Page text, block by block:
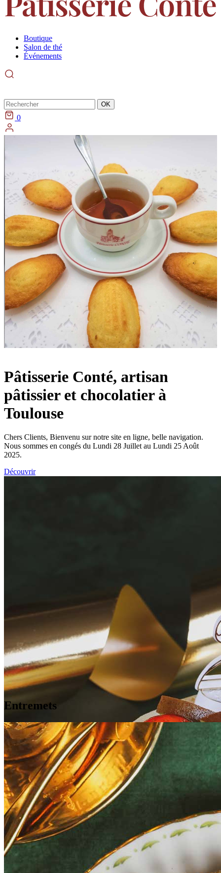
Boutique
Salon de thé
Événements
Rechercher OK
0
Pâtisserie Conté, artisan
pâtissier et chocolatier à
Toulouse
Chers Clients, Bienvenu sur notre site en ligne, belle navigation.
Nous sommes en congés du Lundi 28 Juillet au Lundi 25 Août
2025.
Découvrir
Entremets